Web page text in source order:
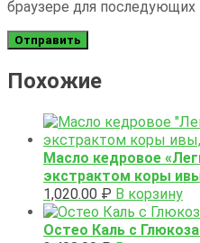
браузере для
Похожие
Масло кедровое
экстрактом коры
1,020.00 ₽ В корзину
Остео Каль с